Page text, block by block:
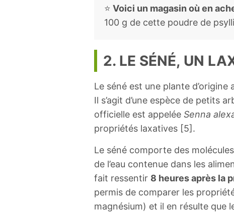
⭐ Voici un magasin où en
100 g de cette poudre de
2. LE SÉNÉ, UN
Le séné est une plante
Il s’agit d’une espèce de petits
officielle est appelée Senna
propriétés laxatives [5].
Le séné comporte des
de l’eau contenue dans les
fait ressentir 8 heures après la
permis de comparer les
magnésium) et il en résulte que